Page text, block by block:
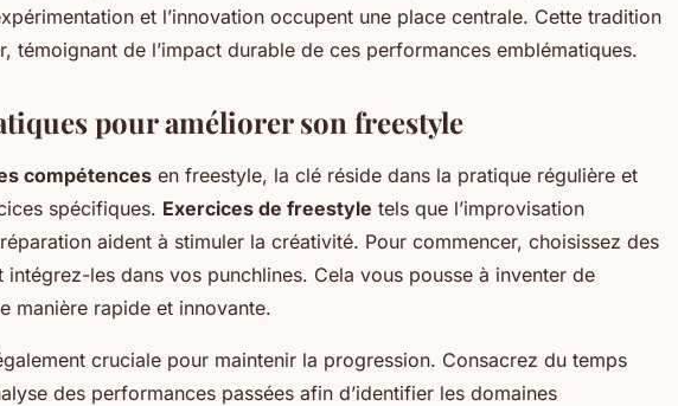
et l’innovation occupent une place centrale. Cette tradition
témoignant de l’impact durable de ces performances emblématiques.
pour améliorer son freestyle
compétences en freestyle, la clé réside dans la pratique régulière et
spécifiques. Exercices de freestyle tels que l’improvisation
aident à stimuler la créativité. Pour commencer, choisissez des
intégrez-les dans vos punchlines. Cela vous pousse à inventer de
manière rapide et innovante.
cruciale pour maintenir la progression. Consacrez du temps
des performances passées afin d’identifier les domaines